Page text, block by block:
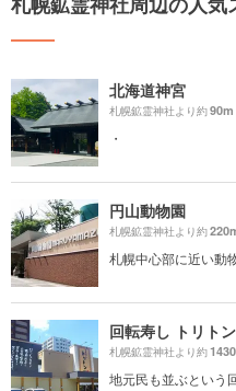
北海道神宮
札幌鉱霊神社より約90m
・
円山動物園
札幌鉱霊神社より約
札幌中心部に近い動物
回転寿し トリト
札幌鉱霊神社より約
地元民も並ぶという